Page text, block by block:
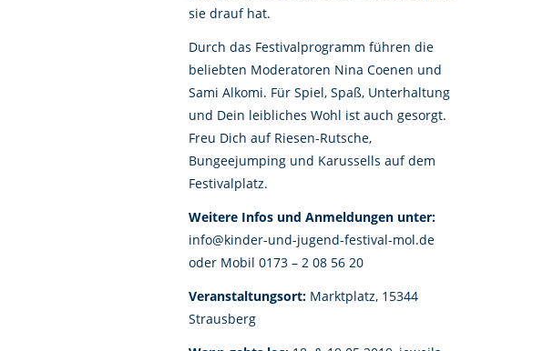
sie drauf hat.
Durch das Festivalprogramm führen die
beliebten Moderatoren Nina Coenen und
Sami Alkomi. Für Spiel, Spaß, Unterhaltung
und Dein leibliches Wohl ist auch gesorgt.
Freu Dich auf Riesen-Rutsche,
Bungeejumping und Karussells auf dem
Festivalplatz.
Weitere Infos und Anmeldungen unter:
info@kinder-und-jugend-festival-mol.de
oder Mobil 0173 – 2 08 56 20
Veranstaltungsort: Marktplatz, 15344
Strausberg